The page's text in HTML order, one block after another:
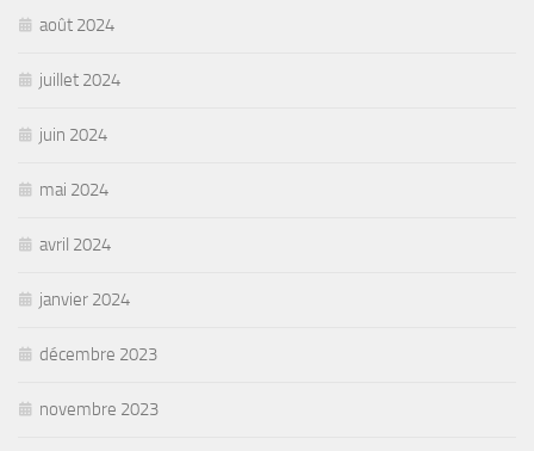
août 2024
juillet 2024
juin 2024
mai 2024
avril 2024
janvier 2024
décembre 2023
novembre 2023